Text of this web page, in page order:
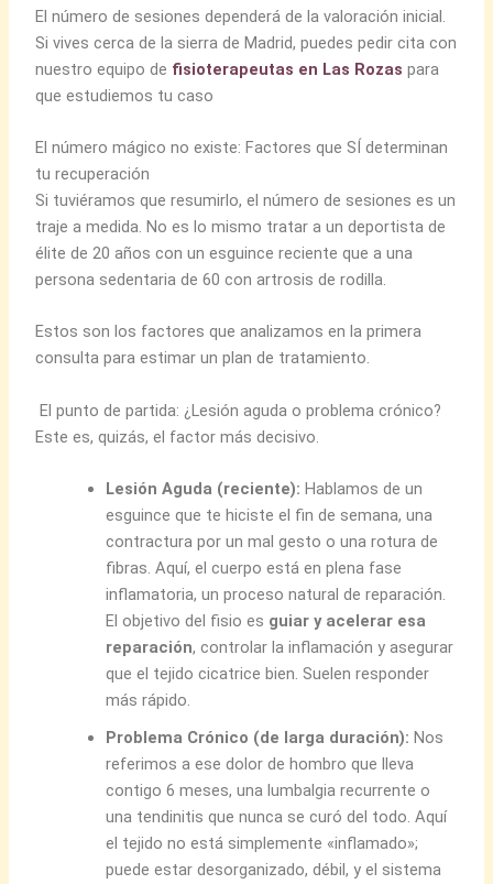
El número de sesiones dependerá de la valoración inicial.
Si vives cerca de la sierra de Madrid, puedes pedir cita con
nuestro equipo de fisioterapeutas en Las Rozas para
que estudiemos tu caso
El número mágico no existe: Factores que SÍ determinan
tu recuperación
Si tuviéramos que resumirlo, el número de sesiones es un
traje a medida. No es lo mismo tratar a un deportista de
élite de 20 años con un esguince reciente que a una
persona sedentaria de 60 con artrosis de rodilla.
Estos son los factores que analizamos en la primera
consulta para estimar un plan de tratamiento.
El punto de partida: ¿Lesión aguda o problema crónico?
Este es, quizás, el factor más decisivo.
Lesión Aguda (reciente): Hablamos de un
esguince que te hiciste el fin de semana, una
contractura por un mal gesto o una rotura de
fibras. Aquí, el cuerpo está en plena fase
inflamatoria, un proceso natural de reparación.
El objetivo del fisio es guiar y acelerar esa
reparación, controlar la inflamación y asegurar
que el tejido cicatrice bien. Suelen responder
más rápido.
Problema Crónico (de larga duración): Nos
referimos a ese dolor de hombro que lleva
contigo 6 meses, una lumbalgia recurrente o
una tendinitis que nunca se curó del todo. Aquí
el tejido no está simplemente «inflamado»;
puede estar desorganizado, débil, y el sistema